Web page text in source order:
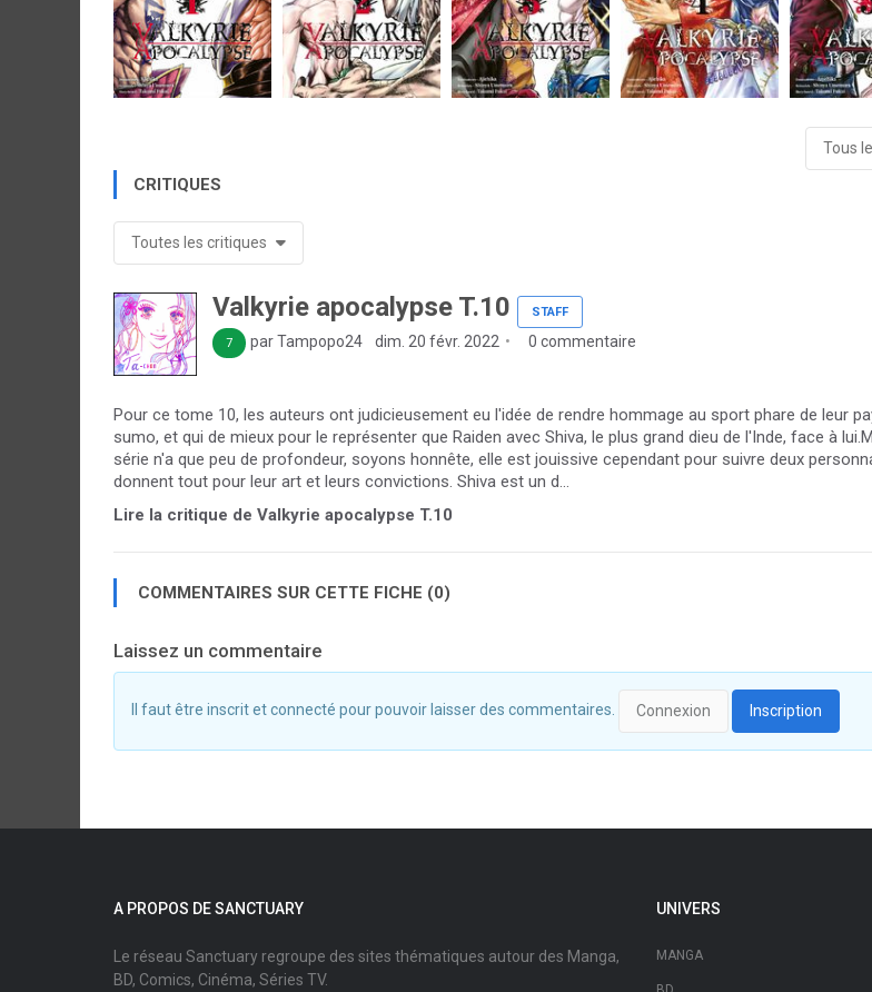
Tous
CRITIQUES
Toutes les critiques
Valkyrie apocalypse T.10 STAFF
7 par Tampopo24 dim. 20 févr. 2022 0 commentaire
Pour ce tome 10, les auteurs ont judicieusement eu l'idée de rendre hommage au sport phare de leur
sumo, et qui de mieux pour le représenter que Raiden avec Shiva, le plus grand dieu de l'Inde, face à
série n'a que peu de profondeur, soyons honnête, elle est jouissive cependant pour suivre deux
donnent tout pour leur art et leurs convictions. Shiva est un d...
Lire la critique de Valkyrie apocalypse T.10
COMMENTAIRES SUR CETTE FICHE (0)
Laissez un commentaire
Il faut être inscrit et connecté pour pouvoir laisser des commentaires. Connexion Inscription
A PROPOS DE SANCTUARY
Le réseau Sanctuary regroupe des sites thématiques autour des Manga,
BD, Comics, Cinéma, Séries TV.
UNIVERS
MANGA